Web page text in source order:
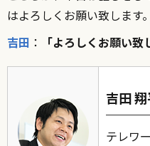
はよろしくお願い致します。
吉田 ： 「よろしくお願い致
吉田
テレワ